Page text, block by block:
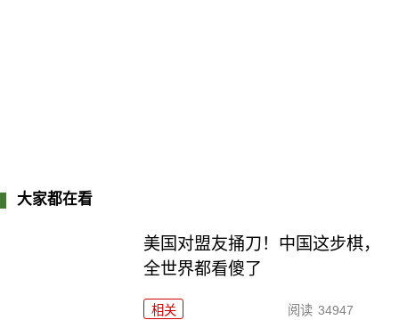
大家都在看
美国对盟友捅刀！中国这步棋，
全世界都看傻了
相关 阅读 34947